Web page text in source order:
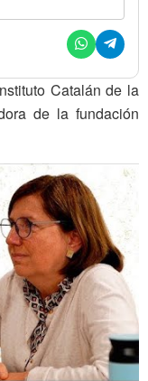
Catalán de la
de la fundación